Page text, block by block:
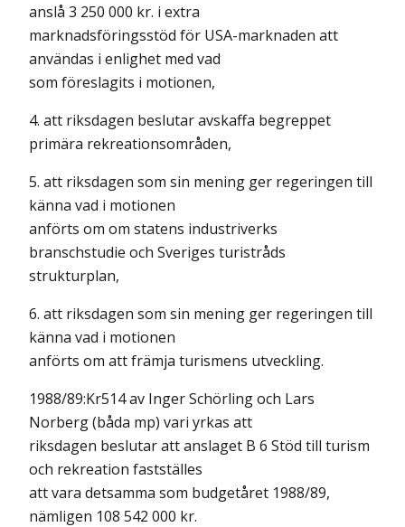
anslå 3 250 000 kr. i extra
marknadsföringsstöd för USA-marknaden att
användas i enlighet med vad
som föreslagits i motionen,
4. att riksdagen beslutar avskaffa begreppet
primära rekreationsområden,
5. att riksdagen som sin mening ger regeringen till
känna vad i motionen
anförts om om statens industriverks
branschstudie och Sveriges turistråds
strukturplan,
6. att riksdagen som sin mening ger regeringen till
känna vad i motionen
anförts om att främja turismens utveckling.
1988/89:Kr514 av Inger Schörling och Lars
Norberg (båda mp) vari yrkas att
riksdagen beslutar att anslaget B 6 Stöd till turism
och rekreation fastställes
att vara detsamma som budgetåret 1988/89,
nämligen 108 542 000 kr.